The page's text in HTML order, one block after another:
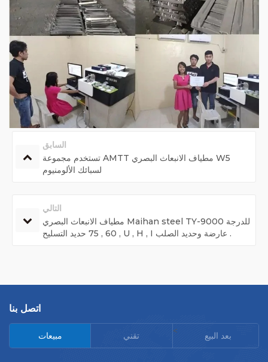
السابق
تستخدم مجموعة AMTT مطياف الانبعاث البصري W5
لسبائك الألومنيوم
التالي
مطياف الانبعاث البصري Maihan steel TY-9000 للدرجة
60 , 75 حديد التسليح , U , H , I عارضة وحديد الصلب .
اتصل بنا
مبيعات تقني < بعد البيع